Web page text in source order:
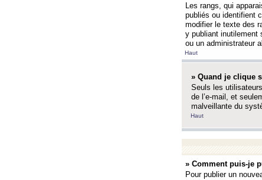
Les rangs, qui
publiés ou identifient
modifier le texte des
y publiant inutilement
ou un administrateur
Haut
» Quand je clique
Seuls les
de l’e-mail, et
malveillante du
Haut
» Comment puis-je
Pour publier un